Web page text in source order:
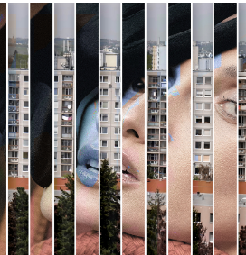
Pro děti
edu
Vše o ČT